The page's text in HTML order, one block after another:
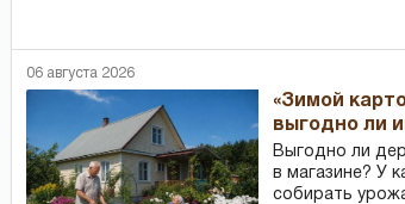
06 августа 2026
«Зимой
выгодно ли
Выгодно ли
в магазине? У
собирать